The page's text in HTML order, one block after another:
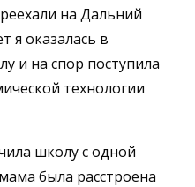
на Дальний
я оказалась в
и на спор поступила
технологии
школу с одной
была расстроена